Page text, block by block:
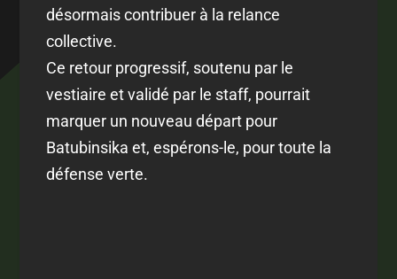
désormais contribuer à la relance
collective.
Ce retour progressif, soutenu par le
vestiaire et validé par le staff, pourrait
marquer un nouveau départ pour
Batubinsika et, espérons-le, pour toute la
défense verte.